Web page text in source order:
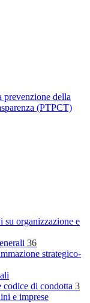
prevenzione della
(PTPCT)
organizzazione e
36
strategico-
codice di condotta 3
e imprese